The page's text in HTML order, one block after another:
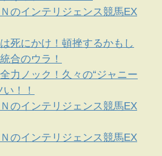
のインテリジェンス競馬EX
死にかけ！頓挫するかもし
合のウラ！
力ノック！久々の“ジャニー
！！
のインテリジェンス競馬EX
のインテリジェンス競馬EX